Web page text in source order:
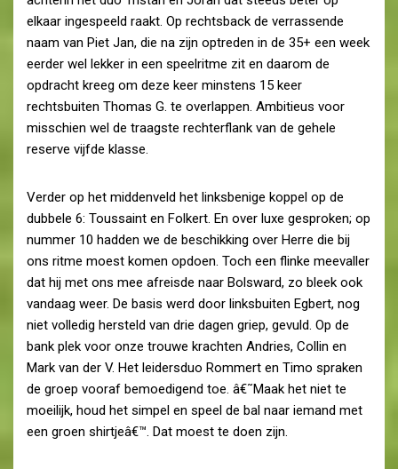
elkaar ingespeeld raakt. Op rechtsback de verrassende
naam van Piet Jan, die na zijn optreden in de 35+ een week
eerder wel lekker in een speelritme zit en daarom de
opdracht kreeg om deze keer minstens 15 keer
rechtsbuiten Thomas G. te overlappen. Ambitieus voor
misschien wel de traagste rechterflank van de gehele
reserve vijfde klasse.
Verder op het middenveld het linksbenige koppel op de
dubbele 6: Toussaint en Folkert. En over luxe gesproken; op
nummer 10 hadden we de beschikking over Herre die bij
ons ritme moest komen opdoen. Toch een flinke meevaller
dat hij met ons mee afreisde naar Bolsward, zo bleek ook
vandaag weer. De basis werd door linksbuiten Egbert, nog
niet volledig hersteld van drie dagen griep, gevuld. Op de
bank plek voor onze trouwe krachten Andries, Collin en
Mark van der V. Het leidersduo Rommert en Timo spraken
de groep vooraf bemoedigend toe. â€˜Maak het niet te
moeilijk, houd het simpel en speel de bal naar iemand met
een groen shirtjeâ€™. Dat moest te doen zijn.